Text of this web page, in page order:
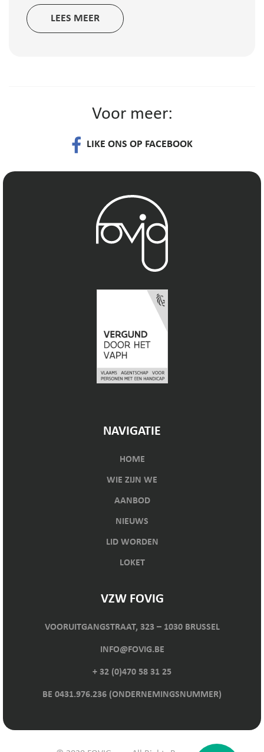
LEES MEER
Voor meer:
LIKE ONS OP FACEBOOK
NAVIGATIE
HOME
WIE ZIJN WE
AANBOD
NIEUWS
LID WORDEN
LOKET
VZW FOVIG
VOORUITGANGSTRAAT, 323 – 1030 BRUSSEL
INFO@FOVIG.BE
+ 32 (0)470 58 31 25
BE 0431.976.236 (ONDERNEMINGSNUMMER)